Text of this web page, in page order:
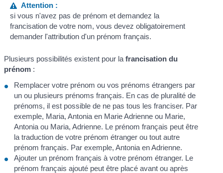
Attention :
si vous n'avez pas de prénom et demandez la
francisation de votre nom, vous devez obligatoirement
demander l'attribution d'un prénom français.
Plusieurs possibilités existent pour lafrancisation du
prénom :
Remplacer votre prénom ou vos prénoms étrangers par
un ou plusieurs prénoms français. En cas de pluralité de
prénoms, il est possible de ne pas tous les franciser. Par
exemple, Maria, Antonia en Marie Adrienne ou Marie,
Antonia ou Maria, Adrienne. Le prénom français peut être
la traduction de votre prénom étranger ou tout autre
prénom français. Par exemple, Antonia en Adrienne.
Ajouter un prénom français à votre prénom étranger. Le
prénom français ajouté peut être placé avant ou après